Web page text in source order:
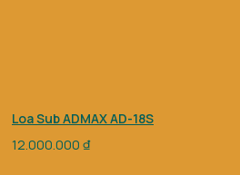
Loa Sub ADMAX AD-18S
12.000.000 ₫